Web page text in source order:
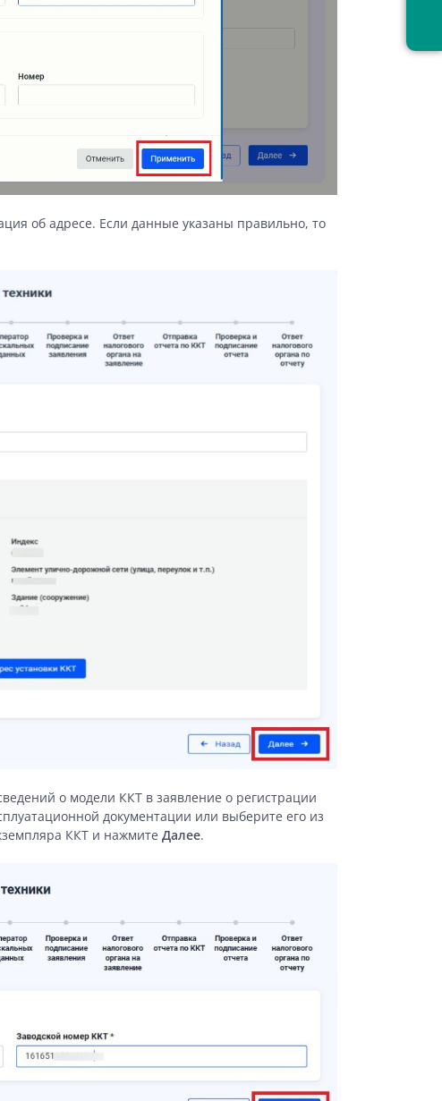
об адресе. Если данные указаны правильно, то
о модели ККТ в заявление о регистрации
документации или выберите его из
ККТ и нажмите Далее.